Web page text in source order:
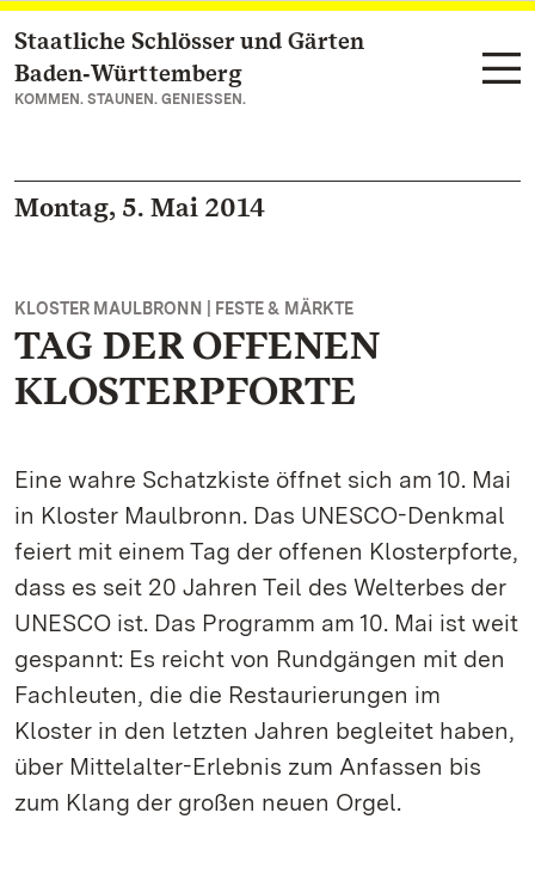
Zum Hauptinhalt springen
Staatliche Schlösser und Gärten
Baden‑Württemberg
KOMMEN. STAUNEN. GENIESSEN.
Montag, 5. Mai 2014
KLOSTER MAULBRONN | FESTE & MÄRKTE
TAG DER OFFENEN
KLOSTERPFORTE
Eine wahre Schatzkiste öffnet sich am 10. Mai
in Kloster Maulbronn. Das UNESCO-Denkmal
feiert mit einem Tag der offenen Klosterpforte,
dass es seit 20 Jahren Teil des Welterbes der
UNESCO ist. Das Programm am 10. Mai ist weit
gespannt: Es reicht von Rundgängen mit den
Fachleuten, die die Restaurierungen im
Kloster in den letzten Jahren begleitet haben,
über Mittelalter-Erlebnis zum Anfassen bis
zum Klang der großen neuen Orgel.